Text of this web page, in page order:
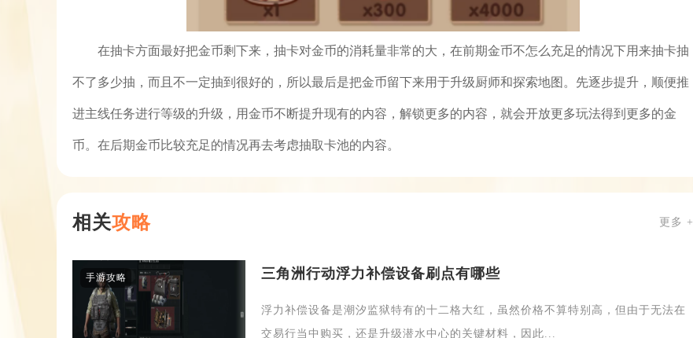
在抽卡方面最好把金币剩下来，抽卡对金币的消耗量非常的大，在前期金币不怎么充足的情况下用来抽卡抽
不了多少抽，而且不一定抽到很好的，所以最后是把金币留下来用于升级厨师和探索地图。先逐步提升，顺便推
进主线任务进行等级的升级，用金币不断提升现有的内容，解锁更多的内容，就会开放更多玩法得到更多的金
币。在后期金币比较充足的情况再去考虑抽取卡池的内容。
相关攻略 更多 +
手游攻略 三角洲行动浮力补偿设备刷点有哪些
浮力补偿设备是潮汐监狱特有的十二格大红，虽然价格不算特别高，但由于无法在
交易行当中购买，还是升级潜水中心的关键材料，因此...